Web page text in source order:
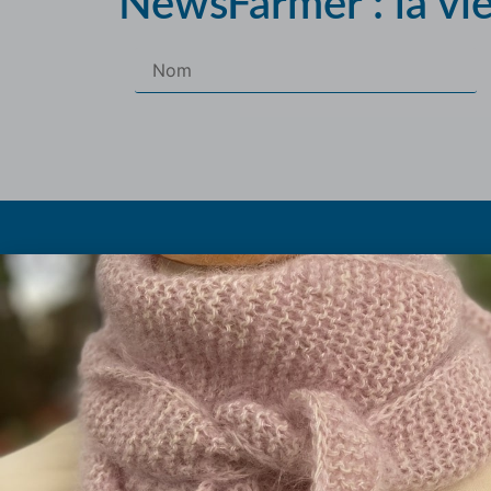
Olivier et Marielle Chautard
Ferme de Rouzaud (sur RDV)
09100 St Victor Rouzaud
09.75.99.11.94
Les
Les
Histoire du
Taille à
Les fils
La